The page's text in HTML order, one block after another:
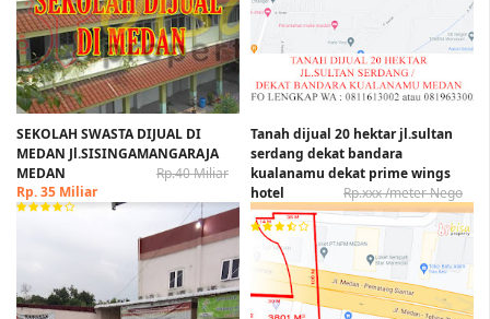
SEKOLAH SWASTA DIJUAL DI
MEDAN Jl.SISINGAMANGARAJA
MEDAN
Rp.40 Miliar
Rp. 35 Miliar
Tanah dijual 20 hektar jl.sultan
serdang dekat bandara
kualanamu dekat prime wings
hotel
Rp.xxx /meter Nego
Rp. xxx /Meter Nego